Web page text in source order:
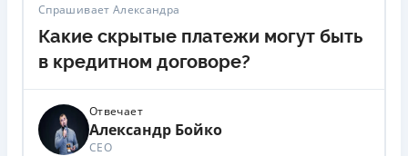
счет-фактура на покупку, договор покупки и т.д
Если оформляете кредит онлайн, например в МФО,
могут быть нужны только паспорт и код - но
сроком.
Спрашивает Александра
Какие скрытые платежи могут быть
в кредитном договоре?
Отвечает
Александр Бойко
СЕО